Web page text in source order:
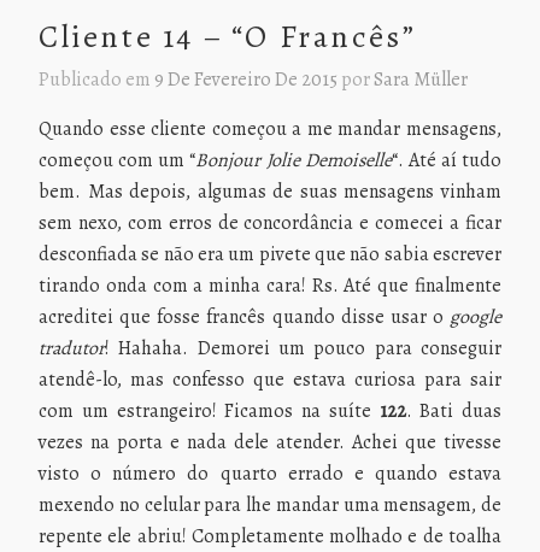
Cliente 14 – “O Francês”
Publicado em 9 De Fevereiro De 2015 porSara Müller
Quando esse cliente começou a me mandar mensagens,
começou com um “Bonjour Jolie Demoiselle“. Até aí tudo
bem. Mas depois, algumas de suas mensagens vinham
sem nexo, com erros de concordância e comecei a ficar
desconfiada se não era um pivete que não sabia escrever
tirando onda com a minha cara! Rs. Até que finalmente
acreditei que fosse francês quando disse usar o google
tradutor! Hahaha. Demorei um pouco para conseguir
atendê-lo, mas confesso que estava curiosa para sair
com um estrangeiro! Ficamos na suíte 122. Bati duas
vezes na porta e nada dele atender. Achei que tivesse
visto o número do quarto errado e quando estava
mexendo no celular para lhe mandar uma mensagem, de
repente ele abriu! Completamente molhado e de toalha